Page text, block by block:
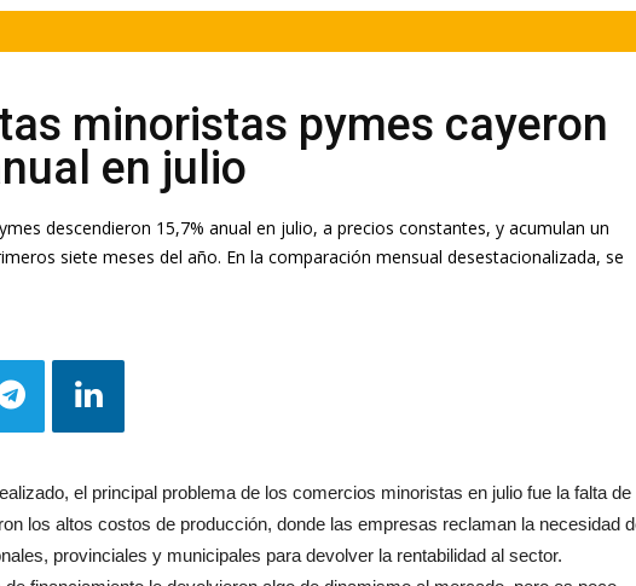
minoristas pymes cayeron
en julio
descendieron 15,7% anual en julio, a precios constantes, y acumulan un
siete meses del año. En la comparación mensual desestacionalizada, se
el principal problema de los comercios minoristas en julio fue la falta de
los altos costos de producción, donde las empresas reclaman la necesidad de
provinciales y municipales para devolver la rentabilidad al sector.
financiamiento le devolvieron algo de dinamismo al mercado, pero es poco,